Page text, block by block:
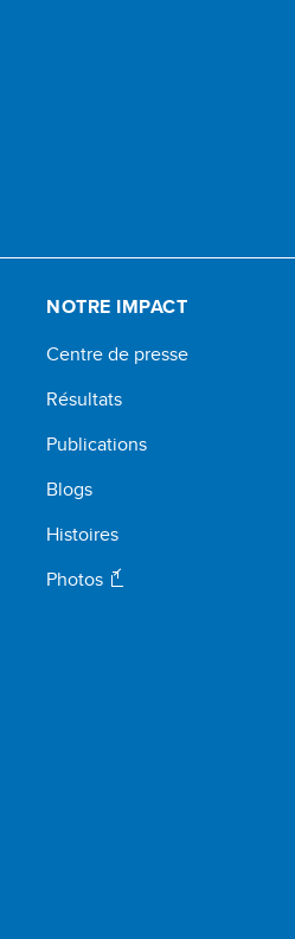
NOTRE IMPACT
Centre de presse
Résultats
Publications
Blogs
Histoires
Photos